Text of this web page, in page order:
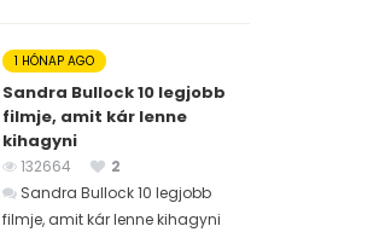
1 HÓNAP AGO
Sandra Bullock 10 legjobb
filmje, amit kár lenne
kihagyni
132664
2
Sandra Bullock 10 legjobb
filmje, amit kár lenne kihagyni